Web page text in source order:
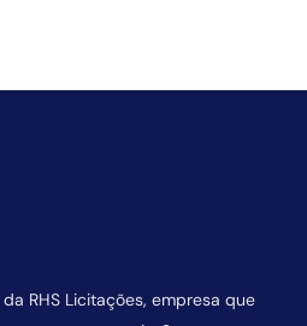
RHS Licitações, empresa que